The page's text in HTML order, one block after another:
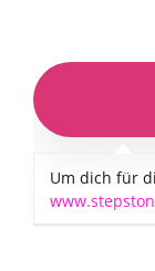
Um dich für